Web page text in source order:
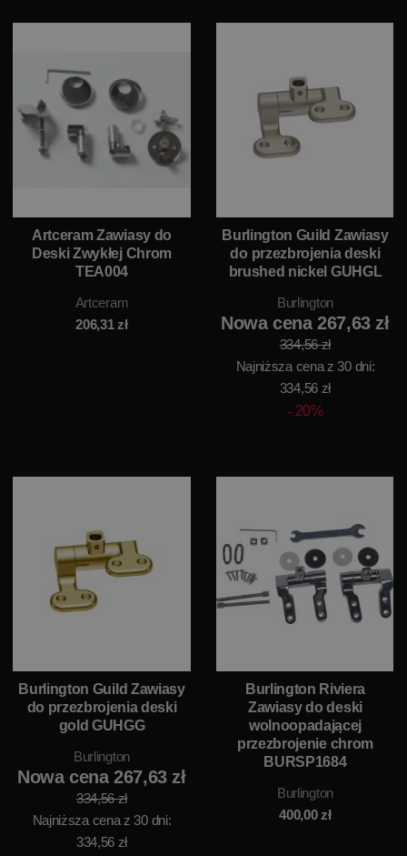
Artceram Zawiasy do
Deski Zwykłej Chrom
TEA004
Artceram
206,31zł
Burlington Guild Zawiasy
do przezbrojenia deski
brushed nickel GUHGL
Burlington
Nowa cena 267,63 zł
334,56 zł
Najniższa cena z 30 dni:
334,56 zł
20%
Burlington Guild Zawiasy
do przezbrojenia deski
gold GUHGG
Burlington
Nowa cena 267,63 zł
334,56 zł
Najniższa cena z 30 dni:
334,56 zł
Burlington Riviera
Zawiasy do deski
wolnoopadającej
przezbrojenie chrom
BURSP1684
Burlington
400,00zł